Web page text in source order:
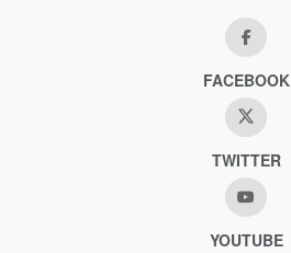
FACEBOOK
TWITTER
YOUTUBE